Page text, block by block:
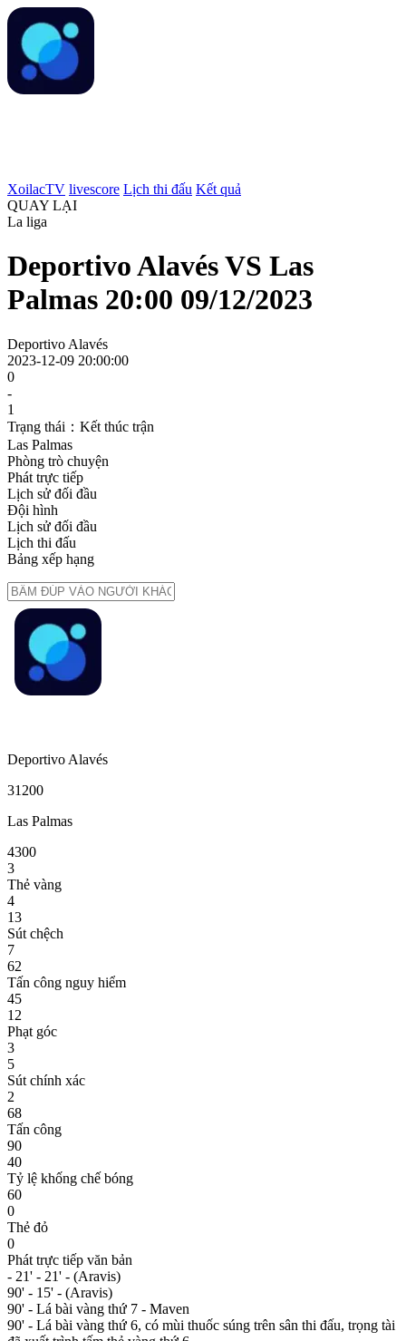
XoilacTV livescore Lịch thi đấu Kết quả
QUAY LẠI
La liga
Deportivo Alavés VS Las
Palmas 20:00 09/12/2023
Deportivo Alavés
2023-12-09 20:00:00
0
-
1
Trạng thái：Kết thúc trận
Las Palmas
Phòng trò chuyện
Phát trực tiếp
Lịch sử đối đầu
Đội hình
Lịch sử đối đầu
Lịch thi đấu
Bảng xếp hạng
Deportivo Alavés
31200
Las Palmas
4300
3
Thẻ vàng
4
13
Sút chệch
7
62
Tấn công nguy hiểm
45
12
Phạt góc
3
5
Sút chính xác
2
68
Tấn công
90
40
Tỷ lệ khống chế bóng
60
0
Thẻ đỏ
0
Phát trực tiếp văn bản
- 21' - 21' - (Aravis)
90' - 15' - (Aravis)
90' - Lá bài vàng thứ 7 - Maven
90' - Lá bài vàng thứ 6, có mùi thuốc súng trên sân thi đấu, trọng tài